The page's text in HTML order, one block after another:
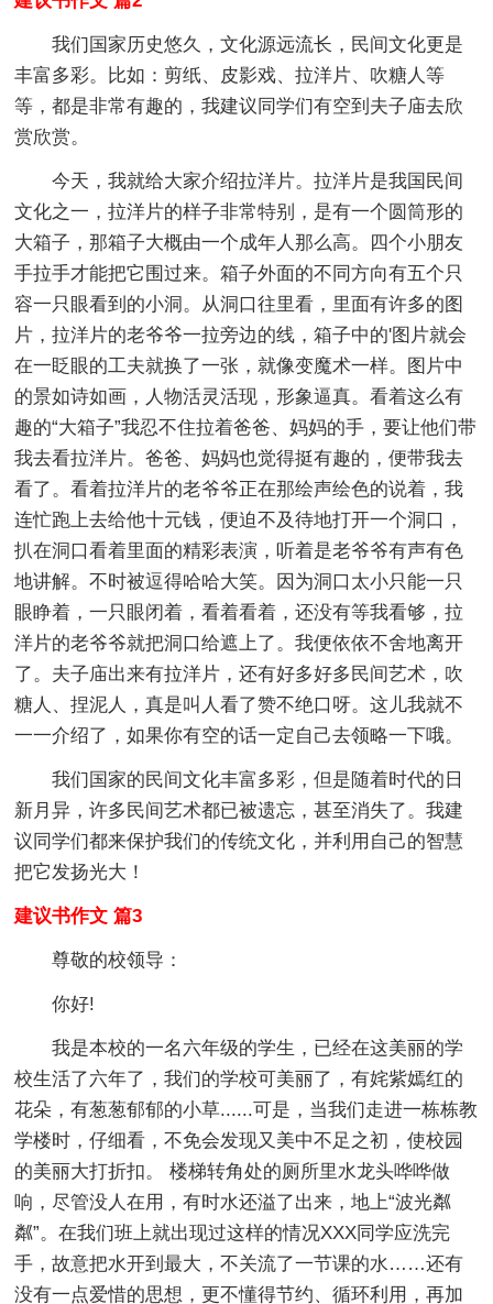
我们国家历史悠久，文化源远流长，民间文化更是
丰富多彩。比如：剪纸、皮影戏、拉洋片、吹糖人等
等，都是非常有趣的，我建议同学们有空到夫子庙去欣
赏欣赏。
今天，我就给大家介绍拉洋片。拉洋片是我国民间
文化之一，拉洋片的样子非常特别，是有一个圆筒形的
大箱子，那箱子大概由一个成年人那么高。四个小朋友
手拉手才能把它围过来。箱子外面的不同方向有五个只
容一只眼看到的小洞。从洞口往里看，里面有许多的图
片，拉洋片的老爷爷一拉旁边的线，箱子中的'图片就会
在一眨眼的工夫就换了一张，就像变魔术一样。图片中
的景如诗如画，人物活灵活现，形象逼真。看着这么有
趣的“大箱子”我忍不住拉着爸爸、妈妈的手，要让他们带
我去看拉洋片。爸爸、妈妈也觉得挺有趣的，便带我去
看了。看着拉洋片的老爷爷正在那绘声绘色的说着，我
连忙跑上去给他十元钱，便迫不及待地打开一个洞口，
扒在洞口看着里面的精彩表演，听着是老爷爷有声有色
地讲解。不时被逗得哈哈大笑。因为洞口太小只能一只
眼睁着，一只眼闭着，看着看着，还没有等我看够，拉
洋片的老爷爷就把洞口给遮上了。我便依依不舍地离开
了。夫子庙出来有拉洋片，还有好多好多民间艺术，吹
糖人、捏泥人，真是叫人看了赞不绝口呀。这儿我就不
一一介绍了，如果你有空的话一定自己去领略一下哦。
我们国家的民间文化丰富多彩，但是随着时代的日
新月异，许多民间艺术都已被遗忘，甚至消失了。我建
议同学们都来保护我们的传统文化，并利用自己的智慧
把它发扬光大！
建议书作文 篇3
尊敬的校领导：
你好!
我是本校的一名六年级的学生，已经在这美丽的学
校生活了六年了，我们的学校可美丽了，有姹紫嫣红的
花朵，有葱葱郁郁的小草......可是，当我们走进一栋栋教
学楼时，仔细看，不免会发现又美中不足之初，使校园
的美丽大打折扣。 楼梯转角处的厕所里水龙头哗哗做
响，尽管没人在用，有时水还溢了出来，地上“波光粼
粼”。在我们班上就出现过这样的情况XXX同学应洗完
手，故意把水开到最大，不关流了一节课的水……还有
没有一点爱惜的思想，更不懂得节约、循环利用，再加